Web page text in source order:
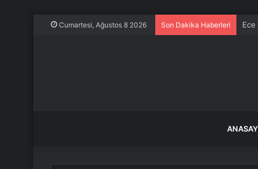
Cumartesi, Ağustos 8 2026 Son Dakika Haberleri Ece